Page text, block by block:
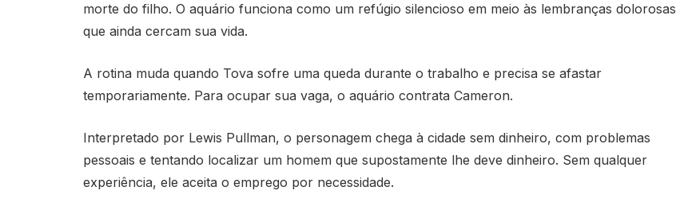
morte do filho. O aquário funciona como um refúgio silencioso em meio às lembranças dolorosas
que ainda cercam sua vida.
A rotina muda quando Tova sofre uma queda durante o trabalho e precisa se afastar
temporariamente. Para ocupar sua vaga, o aquário contrata Cameron.
Interpretado por Lewis Pullman, o personagem chega à cidade sem dinheiro, com problemas
pessoais e tentando localizar um homem que supostamente lhe deve dinheiro. Sem qualquer
experiência, ele aceita o emprego por necessidade.